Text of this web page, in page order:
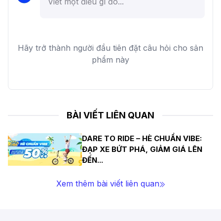
Hãy trở thành người đầu tiên đặt câu hỏi cho sản
phẩm này
BÀI VIẾT LIÊN QUAN
DARE TO RIDE – HÈ CHUẨN VIBE:
ĐẠP XE BỨT PHÁ, GIẢM GIÁ LÊN
ĐẾN...
Xem thêm bài viết liên quan